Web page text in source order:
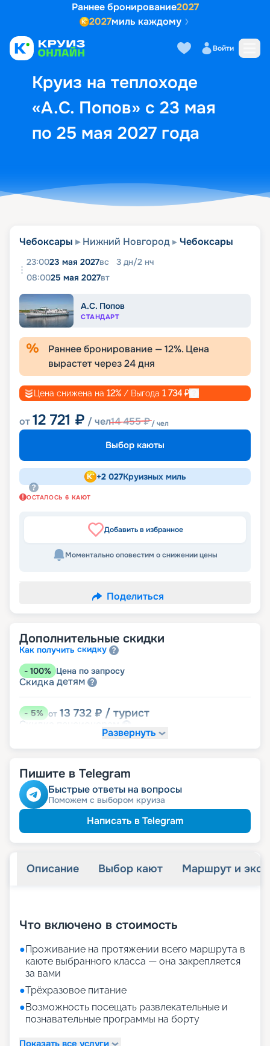
Раннее бронирование2027
2027миль каждому
Войти
Круиз на теплоходе
«А.С. Попов» с 23 мая
по 25 мая 2027 года
Выбор кают Маршрут и
Чебоксары Нижний Новгород Чебоксары
23:0023 мая 2027вс 3 дн/2 нч
08:0025 мая 2027вт
А.С. Попов
СТАНДАРТ
Раннее бронирование —12%. Цена
вырастет через24дня
Цена снижена на 12% / Выгода 1 734 ₽
от12 721 ₽ / чел14 455₽/ чел
Выбор каюты
+2 027Круизных миль
ОСТАЛОСЬ 6 КАЮТ
Добавить в избранное
Моментально оповестим о снижении цены
Поделиться
Дополнительные скидки
Как получить скидку
- 100% Цена по запросу
Скидка детям
-5% от 13 732 ₽ / турист
Скидка
Развернуть
Пишите в Telegram
Быстрые ответы на вопросы
Поможем с выбором круиза
Написать в Telegram
Описание Выбор кают Маршрут и
Что включено в стоимость
●Проживание на протяжении всего маршрута в
каюте выбранного класса — она закрепляется
за вами
●Трёхразовое питание
●Возможность посещать развлекательные и
познавательные программы на борту
Показать все услуги